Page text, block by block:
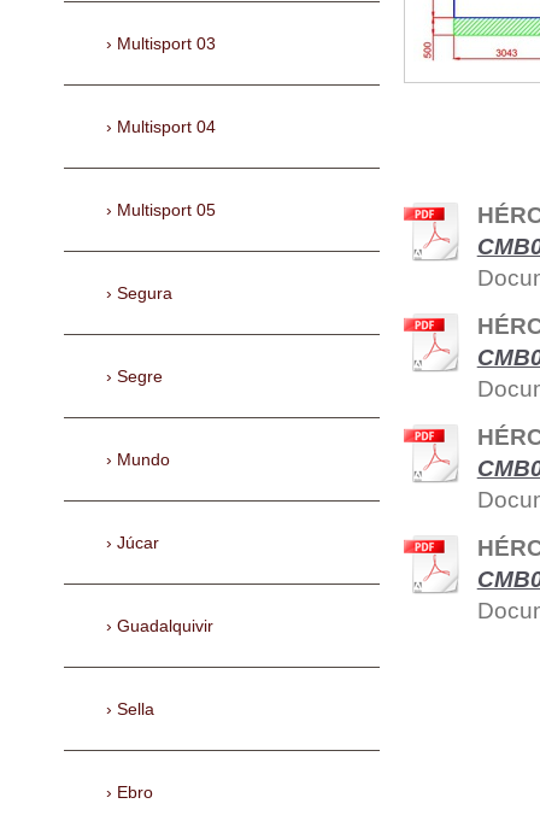
Multisport 03
Multisport 04
Multisport 05
Segura
Segre
Mundo
Júcar
Guadalquivir
Sella
Ebro